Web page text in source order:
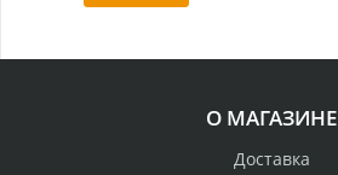
О МАГАЗИНЕ
Доставка